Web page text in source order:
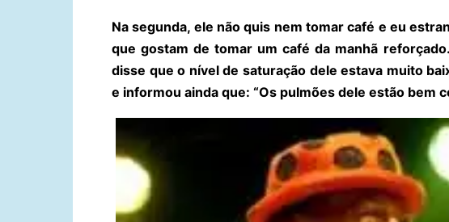
Na segunda, ele não quis nem tomar café e eu
que gostam de tomar um café da manhã
disse que o nível de saturação dele estava muito
e informou ainda que: “Os pulmões dele estão bem